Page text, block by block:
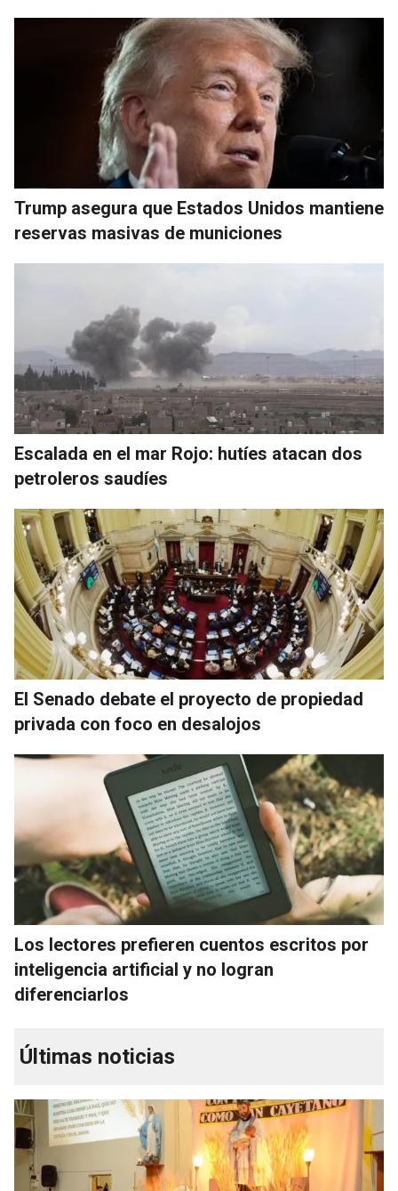
Trump asegura que Estados Unidos mantiene
reservas masivas de municiones
Escalada en el mar Rojo: hutíes atacan dos
petroleros saudíes
El Senado debate el proyecto de propiedad
privada con foco en desalojos
Los lectores prefieren cuentos escritos por
inteligencia artificial y no logran
diferenciarlos
Últimas noticias